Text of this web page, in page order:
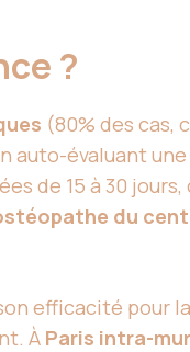
?
(80% des cas,
auto-évaluant
de 15 à 30
du
efficacité pour la
À Paris intra-